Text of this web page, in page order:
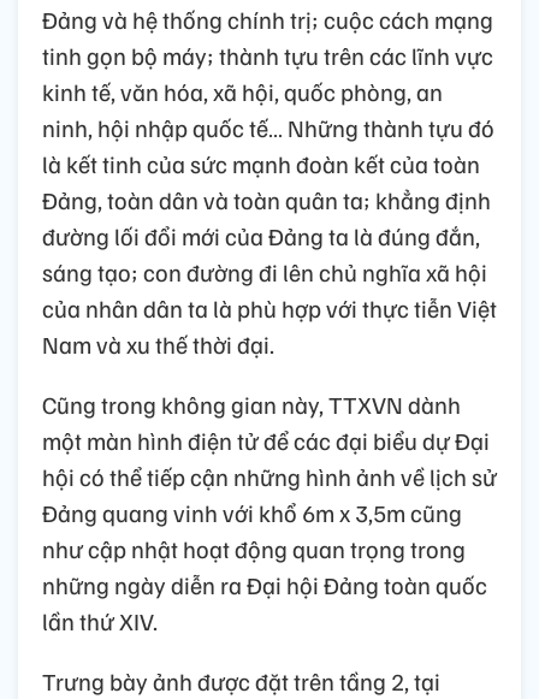
Đảng và hệ thống chính trị; cuộc cách mạng
tinh gọn bộ máy; thành tựu trên các lĩnh vực
kinh tế, văn hóa, xã hội, quốc phòng, an
ninh, hội nhập quốc tế… Những thành tựu đó
là kết tinh của sức mạnh đoàn kết của toàn
Đảng, toàn dân và toàn quân ta; khẳng định
đường lối đổi mới của Đảng ta là đúng đắn,
sáng tạo; con đường đi lên chủ nghĩa xã hội
của nhân dân ta là phù hợp với thực tiễn Việt
Nam và xu thế thời đại.
Cũng trong không gian này, TTXVN dành
một màn hình điện tử để các đại biểu dự Đại
hội có thể tiếp cận những hình ảnh về lịch sử
Đảng quang vinh với khổ 6m x 3,5m cũng
như cập nhật hoạt động quan trọng trong
những ngày diễn ra Đại hội Đảng toàn quốc
lần thứ XIV.
Trưng bày ảnh được đặt trên tầng 2, tại